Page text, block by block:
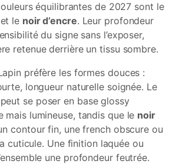
équilibrantes de 2027 sont le
le noir d’encre. Leur profondeur
du signe sans l’exposer,
retenue derrière un tissu sombre.
préfère les formes douces :
longueur naturelle soignée. Le
se poser en base glossy
mais lumineuse, tandis que le noir
contour fin, une french obscure ou
cuticule. Une finition laquée ou
une profondeur feutrée.